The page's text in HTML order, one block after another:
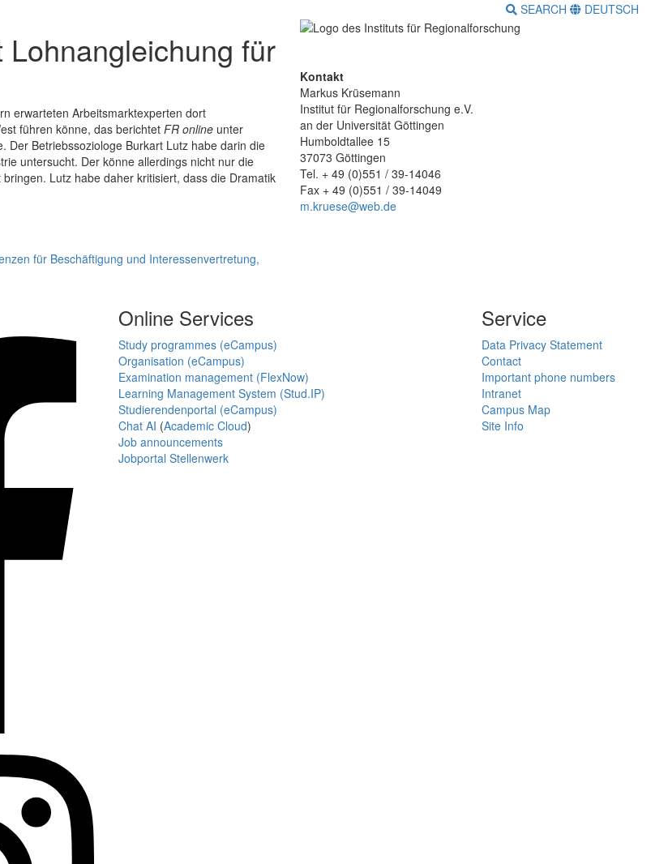
SEARCH DEUTSCH
für
erwarteten Arbeitsmarktexperten dort
führen könne, das berichtet FR online unter
Der Betriebssoziologe Burkart Lutz habe darin die
untersucht. Der könne allerdings nicht nur die
Lutz habe daher kritisiert, dass die Dramatik
für Beschäftigung und Interessenvertretung,
Kontakt
Markus Krüsemann
Institut für Regionalforschung e.V.
an der Universität Göttingen
Humboldtallee 15
37073 Göttingen
Tel. + 49 (0)551 / 39-14046
Fax + 49 (0)551 / 39-14049
m.kruese@web.de
Online Services
Study programmes (eCampus)
Organisation (eCampus)
Examination management (FlexNow)
Learning Management System (Stud.IP)
Studierendenportal (eCampus)
Chat AI (Academic Cloud)
Job announcements
Jobportal Stellenwerk
Service
Data Privacy Statement
Contact
Important phone numbers
Intranet
Campus Map
Site Info